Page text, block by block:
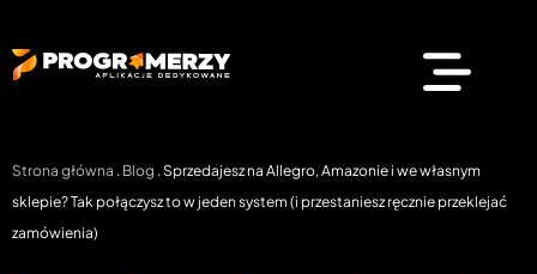
Strona główna . Blog .Sprzedajesz na Allegro, Amazonie i we własnym
sklepie? Tak połączysz to w jeden system (i przestaniesz ręcznie przeklejać
zamówienia)